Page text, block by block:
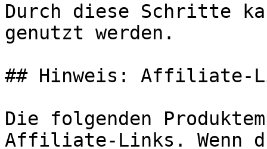
Durch diese Schritte
genutzt werden.
## Hinweis: Affiliate-
Die folgenden
Affiliate-Links. Wenn